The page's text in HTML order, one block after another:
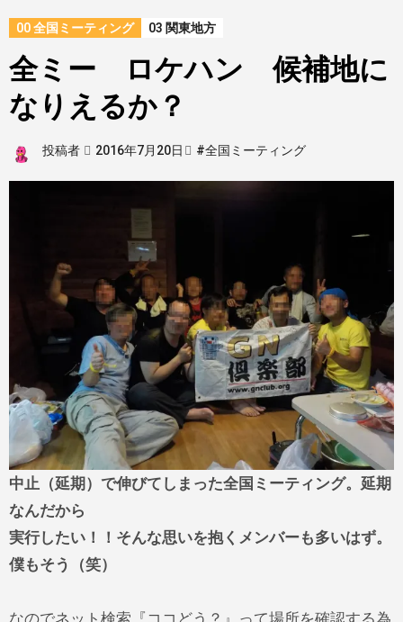
00 全国ミーティング 03 関東地方
全ミー ロケハン 候補地に
なりえるか？
投稿者 2016年7月20日 #全国ミーティング
中止（延期）で伸びてしまった全国ミーティング。延期
なんだから
実行したい！！そんな思いを抱くメンバーも多いはず。
僕もそう（笑）